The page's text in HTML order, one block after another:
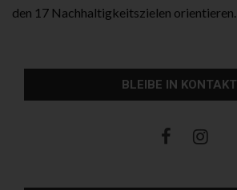
den 17 Nachhaltigkeitszielen orientieren.
BLEIBE IN KONTAKT